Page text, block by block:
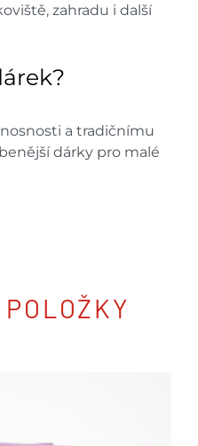
zahradu i další
a tradičnímu
dárky pro malé